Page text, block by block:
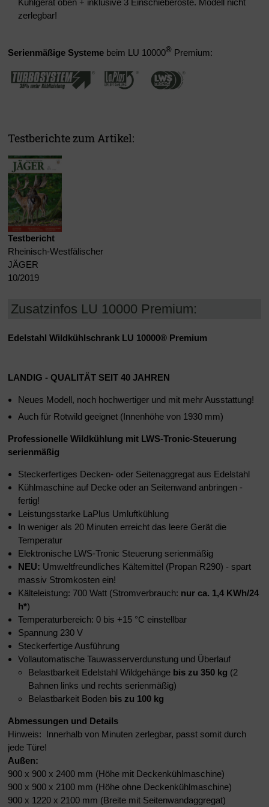
zerlegbar!
Serienmäßige Systeme beim LU 10000® Premium:
Testberichte zum Artikel:
Testbericht
Rheinisch-Westfälischer
JÄGER
10/2019
Zusatzinfos LU 10000 Premium:
Edelstahl Wildkühlschrank LU 10000® Premium
LANDIG - QUALITÄT SEIT 40 JAHREN
Neues Modell, noch hochwertiger und mit mehr Ausstattung!
Auch für Rotwild geeignet (Innenhöhe von 1930 mm)
Professionelle Wildkühlung mit LWS-Tronic-Steuerung
serienmäßig
Steckerfertiges Decken- oder Seitenaggregat aus Edelstahl
Kühlmaschine auf Decke oder an Seitenwand anbringen -
fertig!
Leistungsstarke LaPlus Umluftkühlung
In weniger als 20 Minuten erreicht das leere Gerät die
Temperatur
Elektronische LWS-Tronic Steuerung serienmäßig
NEU: Umweltfreundliches Kältemittel (Propan R290) - spart
massiv Stromkosten ein!
Kälteleistung: 700 Watt (Stromverbrauch: nur ca. 1,4 KWh/24
h*)
Temperaturbereich: 0 bis +15 °C einstellbar
Spannung 230 V
Steckerfertige Ausführung
Vollautomatische Tauwasserverdunstung und Überlauf
Belastbarkeit Edelstahl Wildgehänge bis zu 350 kg (2
Bahnen links und rechts serienmäßig)
Belastbarkeit Boden bis zu 100 kg
Abmessungen und Details
Hinweis: Innerhalb von Minuten zerlegbar, passt somit durch
jede Türe!
Außen:
900 x 900 x 2400 mm (Höhe mit Deckenkühlmaschine)
900 x 900 x 2100 mm (Höhe ohne Deckenkühlmaschine)
900 x 1220 x 2100 mm (Breite mit Seitenwandaggregat)